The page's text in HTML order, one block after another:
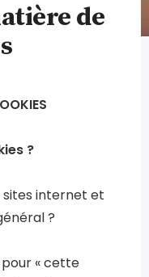
de
?
sites internet et
?
« cette